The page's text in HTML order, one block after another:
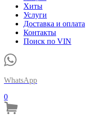
Хиты
Услуги
Доставка и оплата
Контакты
Поиск по VIN
WhatsApp
0